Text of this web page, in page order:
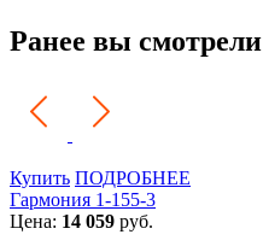
Ранее вы смотрели
Купить ПОДРОБНЕЕ
Гармония 1-155-3
Цена: 14 059 руб.